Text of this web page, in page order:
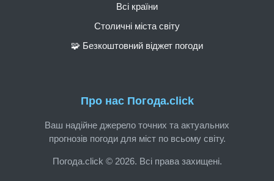
Про нас Погода.click
Ваш надійне джерело точних та актуальних
прогнозів погоди для міст по всьому світу.
Погода.click © 2026. Всі права захищені.
Всі країни
Столичні міста світу
🧩 Безкоштовний віджет погоди